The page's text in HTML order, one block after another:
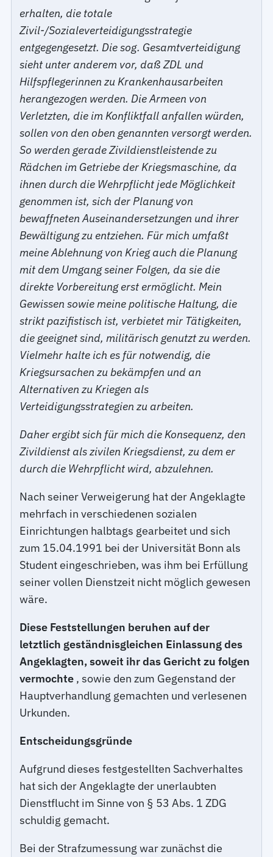
erhalten, die totale
Zivil-/Sozialeverteidigungsstrategie
entgegengesetzt. Die sog. Gesamtverteidigung
sieht unter anderem vor, daß ZDL und
Hilfspflegerinnen zu Krankenhausarbeiten
herangezogen werden. Die Armeen von
Verletzten, die im Konfliktfall anfallen würden,
sollen von den oben genannten versorgt werden.
So werden gerade Zivildienstleistende zu
Rädchen im Getriebe der Kriegsmaschine, da
ihnen durch die Wehrpflicht jede Möglichkeit
genommen ist, sich der Planung von
bewaffneten Auseinandersetzungen und ihrer
Bewältigung zu entziehen. Für mich umfaßt
meine Ablehnung von Krieg auch die Planung
mit dem Umgang seiner Folgen, da sie die
direkte Vorbereitung erst ermöglicht. Mein
Gewissen sowie meine politische Haltung, die
strikt pazifistisch ist, verbietet mir Tätigkeiten,
die geeignet sind, militärisch genutzt zu werden.
Vielmehr halte ich es für notwendig, die
Kriegsursachen zu bekämpfen und an
Alternativen zu Kriegen als
Verteidigungsstrategien zu arbeiten.
Daher ergibt sich für mich die Konsequenz, den
Zivildienst als zivilen Kriegsdienst, zu dem er
durch die Wehrpflicht wird, abzulehnen.
Nach seiner Verweigerung hat der Angeklagte
mehrfach in verschiedenen sozialen
Einrichtungen halbtags gearbeitet und sich
zum 15.04.1991 bei der Universität Bonn als
Student eingeschrieben, was ihm bei Erfüllung
seiner vollen Dienstzeit nicht möglich gewesen
wäre.
Diese Feststellungen beruhen auf der
letztlich geständnisgleichen Einlassung des
Angeklagten, soweit ihr das Gericht zu folgen
vermochte , sowie den zum Gegenstand der
Hauptverhandlung gemachten und verlesenen
Urkunden.
Entscheidungsgründe
Aufgrund dieses festgestellten Sachverhaltes
hat sich der Angeklagte der unerlaubten
Dienstflucht im Sinne von § 53 Abs. 1 ZDG
schuldig gemacht.
Bei der Strafzumessung war zunächst die